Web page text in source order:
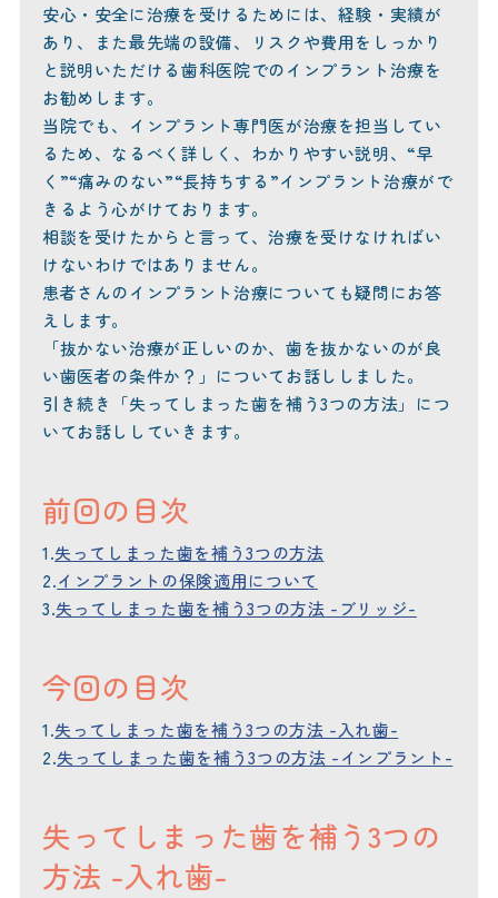
安心・安全に治療を受けるためには、経験・実績が
あり、また最先端の設備、リスクや費用をしっかり
と説明いただける歯科医院でのインプラント治療を
お勧めします。
当院でも、インプラント専門医が治療を担当してい
るため、なるべく詳しく、わかりやすい説明、“早
く”“痛みのない”“長持ちする”インプラント治療がで
きるよう心がけております。
相談を受けたからと言って、治療を受けなければい
けないわけではありません。
患者さんのインプラント治療についても疑問にお答
えします。
「抜かない治療が正しいのか、歯を抜かないのが良
い歯医者の条件か？」についてお話ししました。
引き続き「失ってしまった歯を補う3つの方法」につ
いてお話ししていきます。
前回の目次
1.失ってしまった歯を補う3つの方法
2.インプラントの保険適用について
3.失ってしまった歯を補う3つの方法 -ブリッジ-
今回の目次
1.失ってしまった歯を補う3つの方法 -入れ歯-
2.失ってしまった歯を補う3つの方法 -インプラント-
失ってしまった歯を補う3つの
方法 -入れ歯-